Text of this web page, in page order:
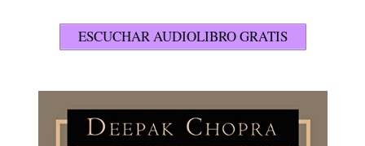
ESCUCHAR AUDIOLIBRO GRATIS